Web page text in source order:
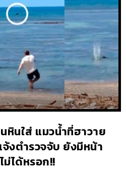
หินใส่ แมวน้ำที่ฮาวาย
งตำรวจจับ ยังมีหน้า
ม่ได้หรอก!!